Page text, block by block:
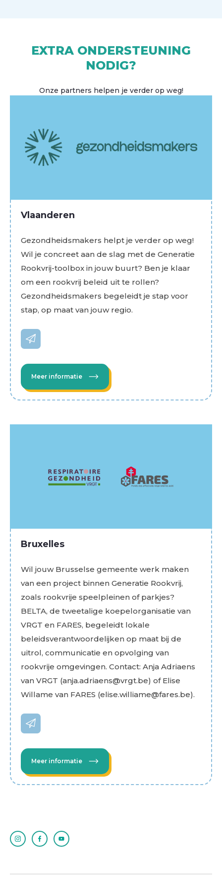
EXTRA ONDERSTEUNING
NODIG?
Onze partners helpen je verder op weg!
Vlaanderen
Gezondheidsmakers helpt je verder op weg!
Wil je concreet aan de slag met de Generatie
Rookvrij-toolbox in jouw buurt? Ben je klaar
om een rookvrij beleid uit te rollen?
Gezondheidsmakers begeleidt je stap voor
stap, op maat van jouw regio.
Meer informatie
Bruxelles
Wil jouw Brusselse gemeente werk maken
van een project binnen Generatie Rookvrij,
zoals rookvrije speelpleinen of parkjes?
BELTA, de tweetalige koepelorganisatie van
VRGT en FARES, begeleidt lokale
beleidsverantwoordelijken op maat bij de
uitrol, communicatie en opvolging van
rookvrije omgevingen. Contact: Anja Adriaens
van VRGT (anja.adriaens@vrgt.be) of Elise
Willame van FARES (elise.williame@fares.be).
Meer informatie